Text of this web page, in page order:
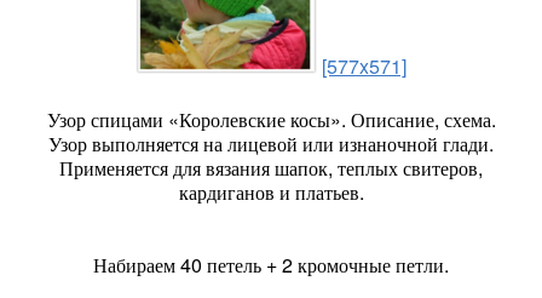
[577x571]
Узор спицами «Королевские косы». Описание, схема.
Узор выполняется на лицевой или изнаночной глади.
Применяется для вязания шапок, теплых свитеров,
кардиганов и платьев.
Набираем 40 петель + 2 кромочные петли.